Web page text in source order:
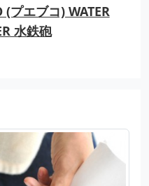
(プエブコ) WATER
水鉄砲